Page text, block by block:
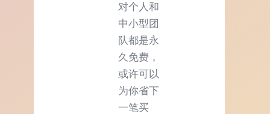
对个人和
中小型团
队都是永
久免费，
或许可以
为你省下
一笔买